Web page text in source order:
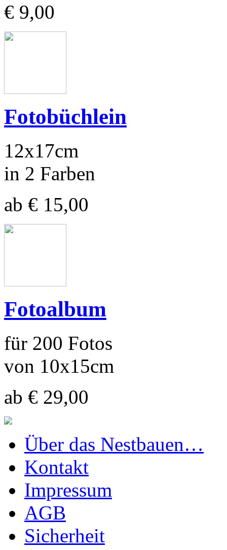
€ 9,00
Fotobüchlein
12x17cm
in 2 Farben
ab € 15,00
Fotoalbum
für 200 Fotos
von 10x15cm
ab € 29,00
Über das Nestbauen…
Kontakt
Impressum
AGB
Sicherheit